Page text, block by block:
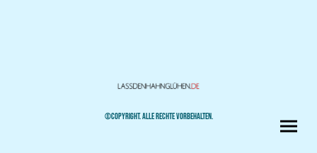
©COPYRIGHT. ALLE RECHTE VORBEHALTEN.